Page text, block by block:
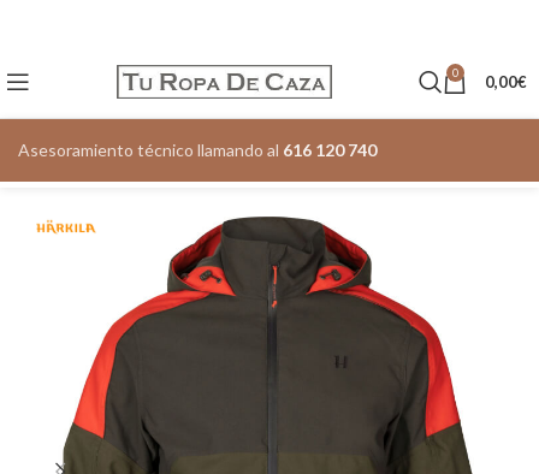
0 0,00€
Asesoramiento técnico llamando al 616 120 740